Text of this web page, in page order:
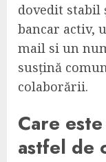
dovedit stabil
bancar activ,
mail si un
susțină
colaborării.
Care
astfel de